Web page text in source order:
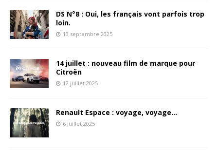
DS N°8 : Oui, les français vont parfois trop
loin.
13 septembre 2025
14 juillet : nouveau film de marque pour
Citroën
12 juillet 2025
Renault Espace : voyage, voyage…
6 juillet 2025